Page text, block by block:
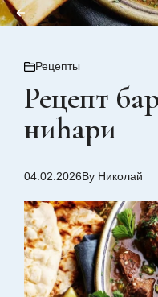
Рецепты
Рецепт
ниhари
04.02.2026By Николай